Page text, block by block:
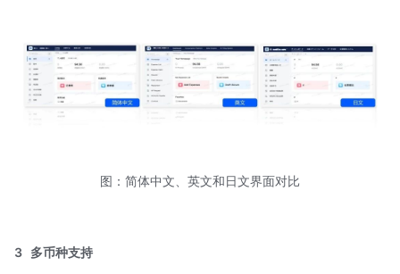
图：简体中文、英文和日文界面对比
3 多币种支持